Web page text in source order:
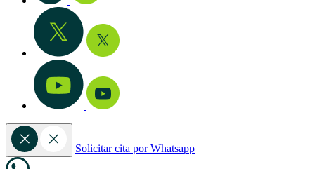
Solicitar cita por Whatsapp